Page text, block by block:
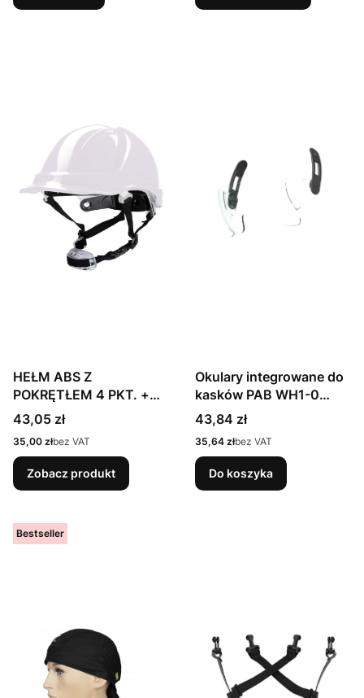
HEŁM ABS Z
POKRĘTŁEM 4 PKT. +
PASEK PODBRÓDKOWY
YS-7
Cena
43,05 zł
Cena
35,00 złbez VAT
Zobacz produkt
Okulary integrowane do
kasków PAB WH1-0
bezbarwne ARDON
Cena
43,84 zł
Cena
35,64 złbez VAT
Do koszyka
Bestseller